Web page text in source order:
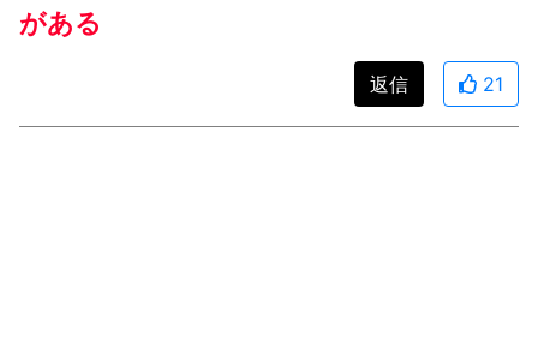
がある
返信 21